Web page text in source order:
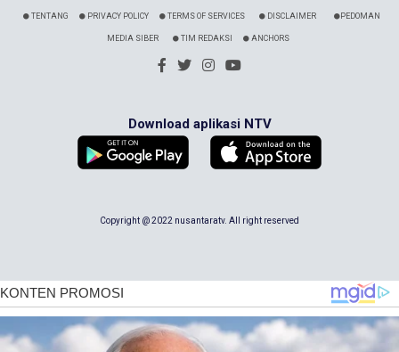
TENTANG PRIVACY POLICY TERMS OF SERVICES DISCLAIMER PEDOMAN
MEDIA SIBER TIM REDAKSI ANCHORS
Download aplikasi NTV
Copyright @ 2022 nusantaratv. All right reserved